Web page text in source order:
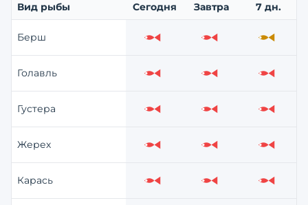
Вид рыбы Сегодня Завтра 7 дн.
Берш Слабо Слабо Средне
Голавль Слабо Слабо Слабо
Густера Слабо Слабо Слабо
Жерех Слабо Слабо Слабо
Карась Слабо Слабо Слабо